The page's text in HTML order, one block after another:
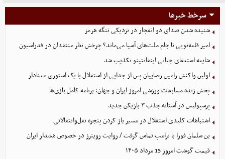
سرخط خبرها
شنیده شدن صدای دو انفجار در نزدیکی تنگه هرمز
امیر قلعه‌نویی تا جام ملت‌های آسیا می‌ماند؟ چرخش نظر منتقدان در فدراسیون
شایعه استعفای جیانی اینفانتینو تکذیب شد
اولین واکنش رامین رضاییان پس از جدایی از استقلال با یک استوری معنادار
پخش زنده مسابقات ورزشی امروز ایران و جهان؛ برنامه کامل بازی‌ها
پرسپولیس در آستانه جذب ۳ بازیکن جدید
اشتباهات کلیدی استقلال در مسیر باز کردن پنجره نقل‌وانتقالاتی
بن سلمان فورا با ترامپ تماس گرفت / روایت رویترز در خصوص هشدار ایران
قیمت گوشت امروز 15 مرداد ۱۴۰۵